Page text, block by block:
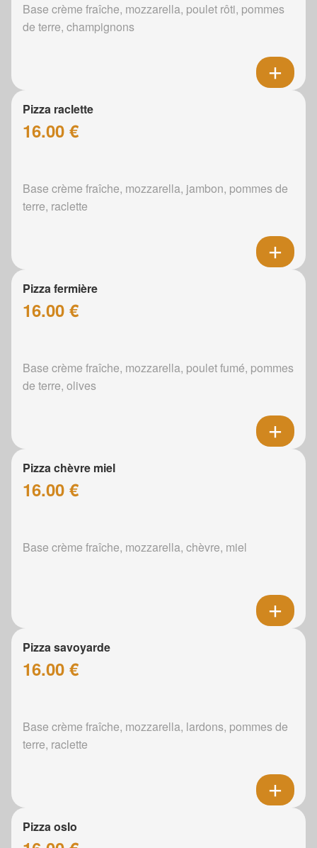
Base crème fraîche, mozzarella, poulet rôti, pommes
de terre, champignons
Pizza raclette
16.00 €
Base crème fraîche, mozzarella, jambon, pommes de
terre, raclette
Pizza fermière
16.00 €
Base crème fraîche, mozzarella, poulet fumé, pommes
de terre, olives
Pizza chèvre miel
16.00 €
Base crème fraîche, mozzarella, chèvre, miel
Pizza savoyarde
16.00 €
Base crème fraîche, mozzarella, lardons, pommes de
terre, raclette
Pizza oslo